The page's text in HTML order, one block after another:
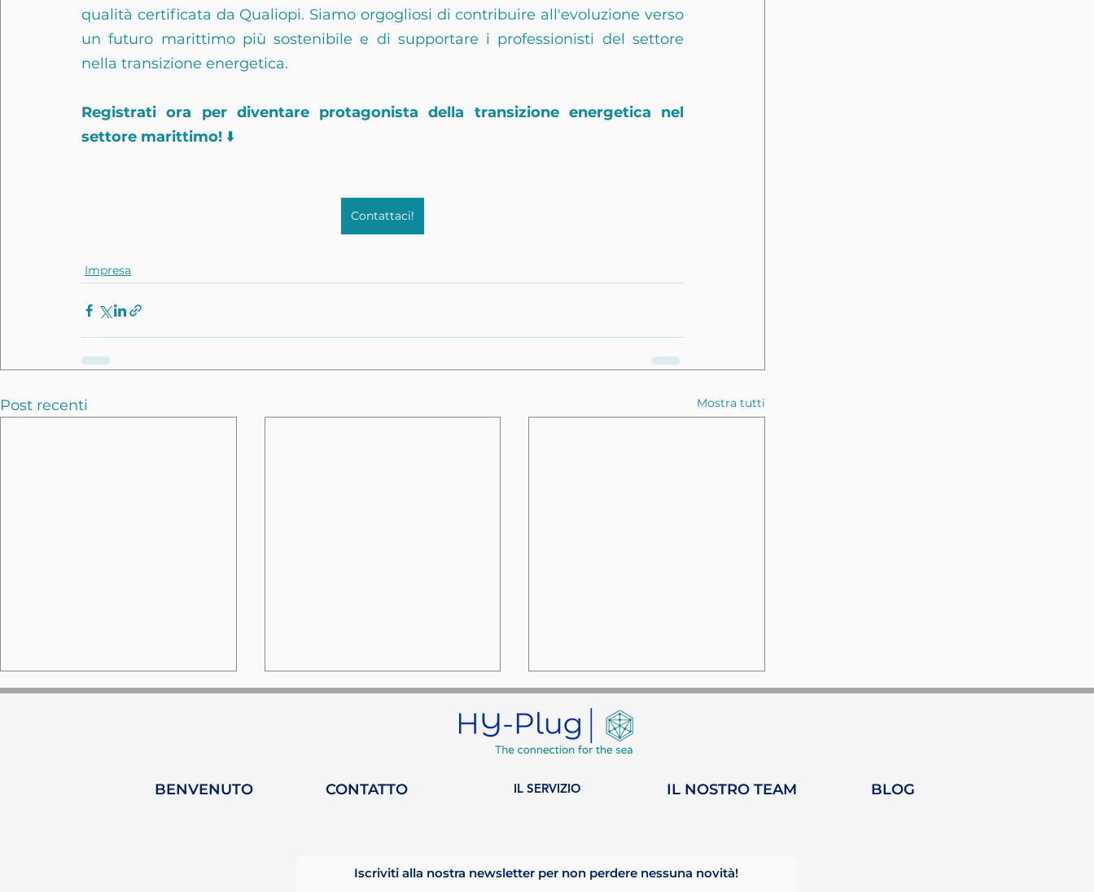
qualità certificata da Qualiopi. Siamo orgogliosi di contribuire all'evoluzione verso
un futuro marittimo più sostenibile e di supportare i professionisti del settore
nella transizione energetica.
Registrati ora per diventare protagonista della transizione energetica nel
settore marittimo! ⬇️
Contattaci!
Impresa
Post recenti Mostra tutti
alla decarbonizzazione.
Monaco!
BENVENUTO CONTATTO IL SERVIZIO IL NOSTRO TEAM BLOG
Iscriviti alla nostra newsletter per non perdere nessuna novità!